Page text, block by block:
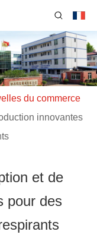
du commerce
innovantes
et de
pour des